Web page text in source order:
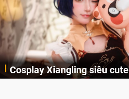
Cosplay Xiangling siêu cute